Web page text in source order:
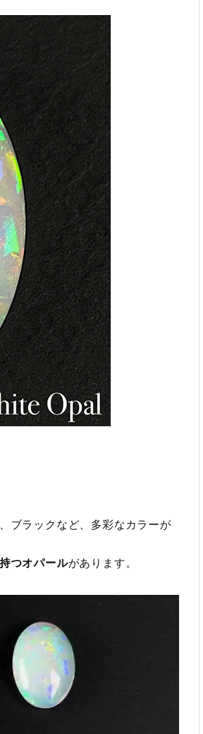
ブラックなど、多彩なカラーが
つオパールがあります。